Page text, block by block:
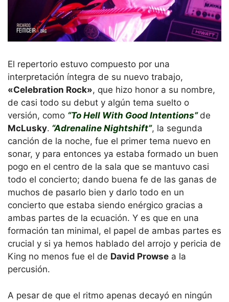
El repertorio estuvo compuesto por una
interpretación íntegra de su nuevo trabajo,
«Celebration Rock», que hizo honor a su nombre,
de casi todo su debut y algún tema suelto o
versión, como “To Hell With Good Intentions” de
McLusky. “Adrenaline Nightshift”, la segunda
canción de la noche, fue el primer tema nuevo en
sonar, y para entonces ya estaba formado un buen
pogo en el centro de la sala que se mantuvo casi
todo el concierto; dando buena fe de las ganas de
muchos de pasarlo bien y darlo todo en un
concierto que estaba siendo enérgico gracias a
ambas partes de la ecuación. Y es que en una
formación tan minimal, el papel de ambas partes es
crucial y si ya hemos hablado del arrojo y pericia de
King no menos fue el de David Prowse a la
percusión.
A pesar de que el ritmo apenas decayó en ningún